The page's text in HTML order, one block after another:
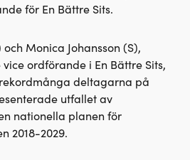
för En Bättre Sits.
Monica Johansson (S),
ordförande i En Bättre Sits,
deltagarna på
utfallet av
nationella planen för
2018-2029.